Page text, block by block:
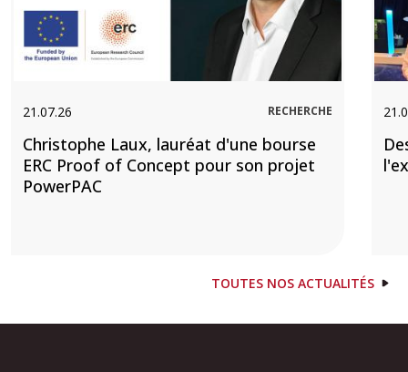
21.07.26 RECHERCHE
Christophe Laux, lauréat d'une bourse
ERC Proof of Concept pour son projet
PowerPAC
TOUTES NOS ACTUALITÉS